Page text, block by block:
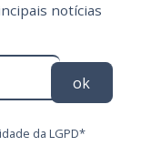
notícias
ok
da LGPD*